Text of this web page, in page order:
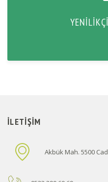
İLETIŞIM
Akbük Mah. 5500